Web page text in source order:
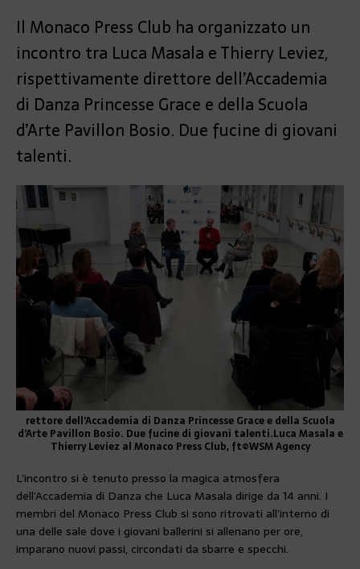
Il Monaco Press Club ha organizzato un
incontro tra Luca Masala e Thierry Leviez,
rispettivamente direttore dell’Accademia
di Danza Princesse Grace e della Scuola
d’Arte Pavillon Bosio. Due fucine di giovani
talenti.
rettore dell’Accademia di Danza Princesse Grace e della Scuola
d’Arte Pavillon Bosio. Due fucine di giovani talenti.Luca Masala e
Thierry Leviez al Monaco Press Club, ft©WSM Agency
L’incontro si è tenuto presso la magica atmosfera
dell’Accademia di Danza che Luca Masala dirige da 14 anni. I
membri del Monaco Press Club si sono ritrovati all’interno di
una delle sale dove i giovani ballerini si allenano per ore,
imparano nuovi passi, circondati da sbarre e specchi.